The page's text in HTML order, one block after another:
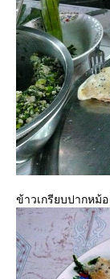
ข้าวเกรียบปากหม้